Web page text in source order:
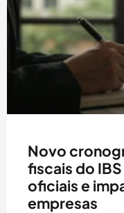
Novo
fiscais do
oficiais e
empresas